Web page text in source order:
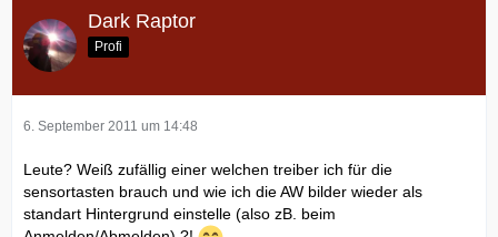
Dark Raptor
Profi
6. September 2011 um 14:48
Leute? Weiß zufällig einer welchen treiber ich für die
sensortasten brauch und wie ich die AW bilder wieder als
standart Hintergrund einstelle (also zB. beim